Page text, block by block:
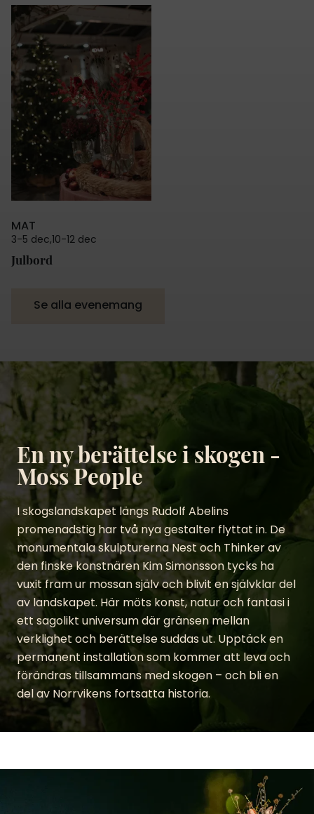
MAT
3-5 dec10-12 dec
Julbord
Se alla evenemang
En ny berättelse i skogen -
Moss People
I skogslandskapet längs Rudolf Abelins
promenadstig har två nya gestalter flyttat in. De
monumentala skulpturerna Nest och Thinker av
den finske konstnären Kim Simonsson tycks ha
vuxit fram ur mossan själv och blivit en självklar del
av landskapet. Här möts konst, natur och fantasi i
ett sagolikt universum där gränsen mellan
verklighet och berättelse suddas ut. Upptäck en
permanent installation som kommer att leva och
förändras tillsammans med skogen – och bli en
del av Norrvikens fortsatta historia.